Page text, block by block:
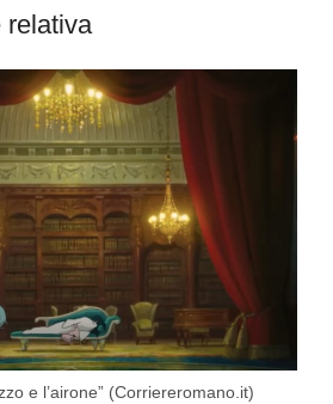
relativa
e l’airone” (Corriereromano.it)